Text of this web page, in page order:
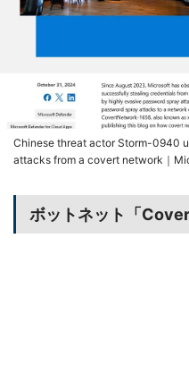
Chinese threat actor Storm-0940
attacks from a covert network｜
ボットネット「